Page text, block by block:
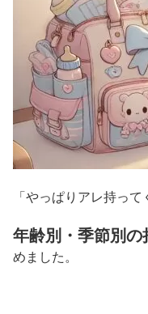
「やっぱりアレ持っ
年齢別・季節別の
めました。